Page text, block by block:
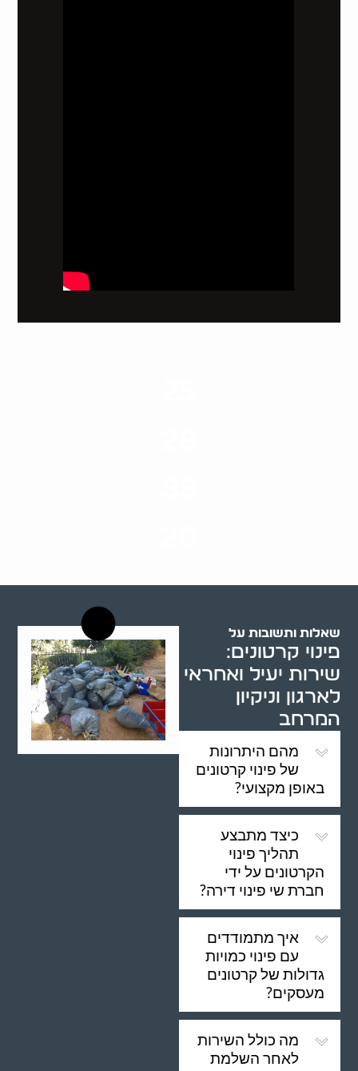
שאלות ותשובות על
פינוי קרטונים:
שירות יעיל ואחראי
לארגון וניקיון
המרחב
מהם היתרונות
של פינוי קרטונים
באופן מקצועי?
כיצד מתבצע
תהליך פינוי
הקרטונים על ידי
חברת שי פינוי דירה?
איך מתמודדים
עם פינוי כמויות
גדולות של קרטונים
מעסקים?
מה כולל השירות
לאחר השלמת